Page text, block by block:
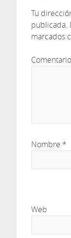
Tu
publicada.
marcados
Comentario
Nombre *
Web